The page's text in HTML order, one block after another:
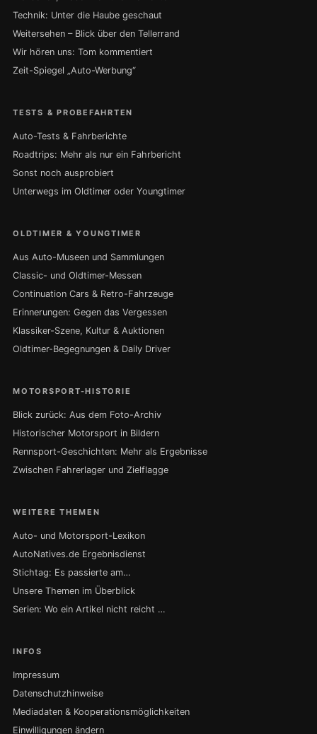
Technik: Unter die Haube geschaut
Weitersehen – Blick über den Tellerrand
Wir hören uns: Tom kommentiert
Zeit-Spiegel „Auto-Werbung“
TESTS & PROBEFAHRTEN
Auto-Tests & Fahrberichte
Roadtrips: Mehr als nur ein Fahrbericht
Sonst noch ausprobiert
Unterwegs im Oldtimer oder Youngtimer
OLDTIMER & YOUNGTIMER
Aus Auto-Museen und Sammlungen
Classic- und Oldtimer-Messen
Continuation Cars & Retro-Fahrzeuge
Erinnerungen: Gegen das Vergessen
Klassiker-Szene, Kultur & Auktionen
Oldtimer-Begegnungen & Daily Driver
MOTORSPORT-HISTORIE
Blick zurück: Aus dem Foto-Archiv
Historischer Motorsport in Bildern
Rennsport-Geschichten: Mehr als Ergebnisse
Zwischen Fahrerlager und Zielflagge
WEITERE THEMEN
Auto- und Motorsport-Lexikon
AutoNatives.de Ergebnisdienst
Stichtag: Es passierte am…
Unsere Themen im Überblick
Serien: Wo ein Artikel nicht reicht …
INFOS
Impressum
Datenschutzhinweise
Mediadaten & Kooperationsmöglichkeiten
Einwilligungen ändern